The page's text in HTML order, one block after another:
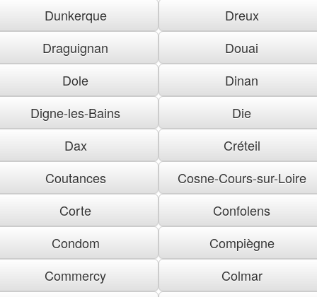
Dunkerque
Dreux
Draguignan
Douai
Dole
Dinan
Digne-les-Bains
Die
Dax
Créteil
Coutances
Cosne-Cours-sur-Loire
Corte
Confolens
Condom
Compiègne
Commercy
Colmar